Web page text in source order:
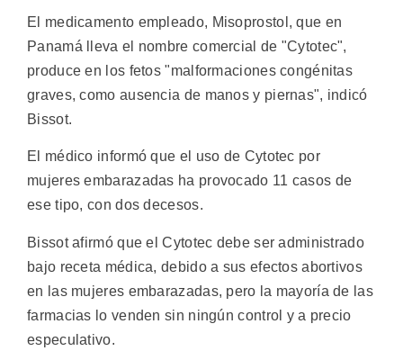
El medicamento empleado, Misoprostol, que en
Panamá lleva el nombre comercial de "Cytotec",
produce en los fetos "malformaciones congénitas
graves, como ausencia de manos y piernas", indicó
Bissot.
El médico informó que el uso de Cytotec por
mujeres embarazadas ha provocado 11 casos de
ese tipo, con dos decesos.
Bissot afirmó que el Cytotec debe ser administrado
bajo receta médica, debido a sus efectos abortivos
en las mujeres embarazadas, pero la mayoría de las
farmacias lo venden sin ningún control y a precio
especulativo.